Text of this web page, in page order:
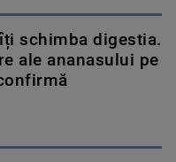
schimba digestia.
ale ananasului pe